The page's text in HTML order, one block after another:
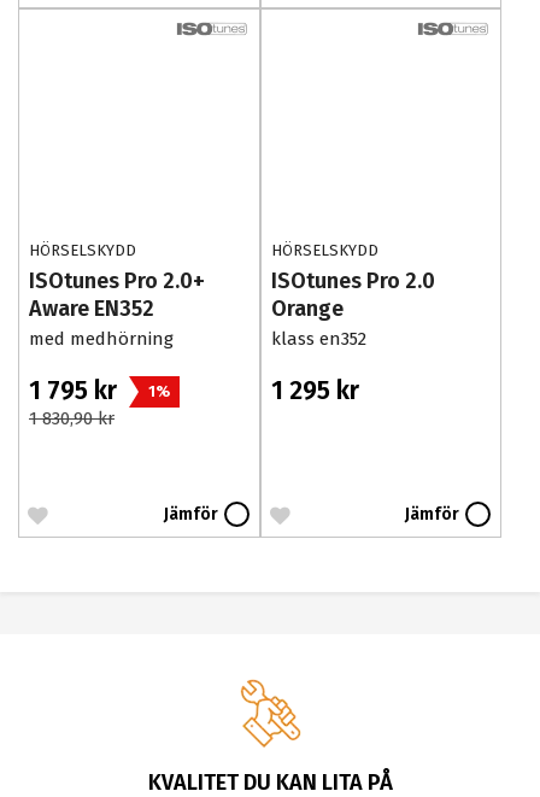
HÖRSELSKYDD
ISOtunes Pro 2.0+
Aware EN352
med medhörning
1 795 kr 1%
1 830,90 kr
Jämför
HÖRSELSKYDD
ISOtunes Pro 2.0
Orange
klass en352
1 295 kr
Jämför
KVALITET DU KAN LITA PÅ